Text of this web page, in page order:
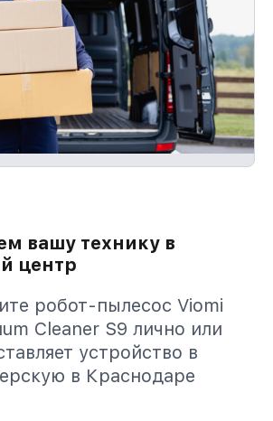
вашу технику в
центр
робот-пылесос Viomi
Cleaner S9 лично или
устройство в
в Краснодаре